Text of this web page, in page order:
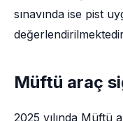
sınavında ise pist
Müftü araç
2025 yılında Müftü